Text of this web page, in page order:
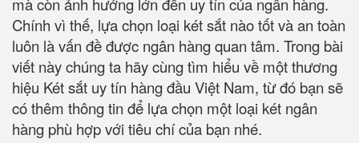
Chính vì thế, lựa chọn loại két sắt nào tốt và an toàn
luôn là vấn đề được ngân hàng quan tâm. Trong bài
viết này chúng ta hãy cùng tìm hiểu về một thương
hiệu Két sắt uy tín hàng đầu Việt Nam, từ đó bạn sẽ
có thêm thông tin để lựa chọn một loại két ngân
hàng phù hợp với tiêu chí của bạn nhé.